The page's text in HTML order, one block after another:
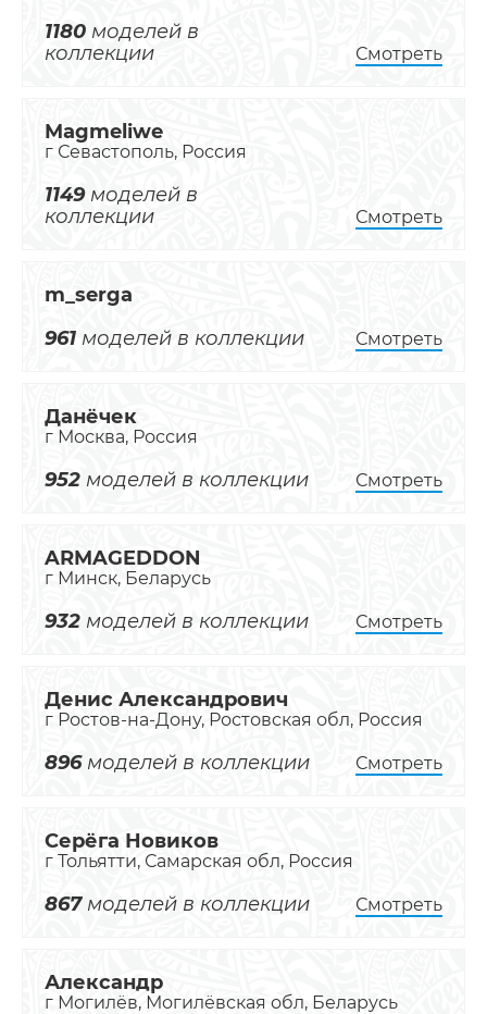
1180 моделей в
коллекции
Смотреть
Magmeliwe
г Севастополь, Россия
1149моделей в
коллекции
Смотреть
m_serga
961 моделей в коллекции Смотреть
Данёчек
г Москва, Россия
952 моделей в коллекции Смотреть
ARMAGEDDON
г Минск, Беларусь
932 моделей в коллекции Смотреть
Денис Александрович
г Ростов-на-Дону, Ростовская обл, Россия
896моделей в коллекции Смотреть
Серёга Новиков
г Тольятти, Самарская обл, Россия
867моделей в коллекции Смотреть
Александр
г Могилёв, Могилёвская обл, Беларусь